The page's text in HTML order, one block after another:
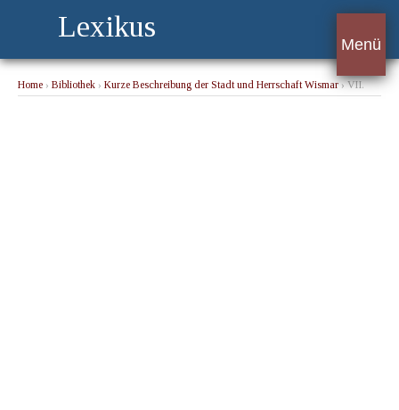
Lexikus
Menü
Home › Bibliothek › Kurze Beschreibung der Stadt und Herrschaft Wismar› VII.